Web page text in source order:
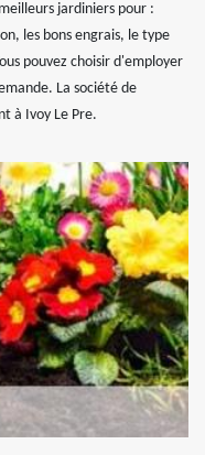
jardiniers pour :
les bons engrais, le type
pouvez choisir d'employer
La société de
à Ivoy Le Pre.